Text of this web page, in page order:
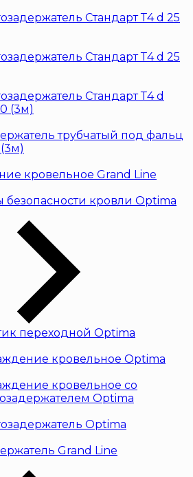
Стандарт Т4 d 25
Стандарт Т4 d 25
Стандарт Т4 d
(3м)
трубчатый под фальц
кровельное Grand Line
безопасности кровли Optima
переходной Optima
кровельное Optima
кровельное со
Optima
Optima
Grand Line